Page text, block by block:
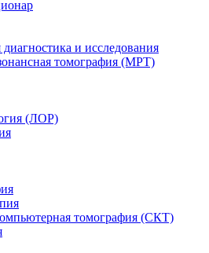
и исследования
томография (МРТ)
(ЛОР)
томография (СКТ)